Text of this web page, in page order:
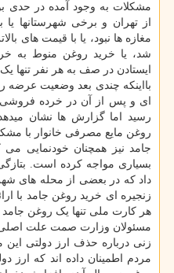
مشکلات به وجود آمده در حدی
از تهران و برخی شهرستانها
مغازه ها نبود، یا با قیمت های
شد، یا خرید روغن منوط به
ایستادن در صف به هر نفر تنها
بااینکه چندی بعد وضعیت عرضه
ای و پس از آن در خرده فروشی
رسید اما گزارش ها نشان
روغن مایع مصرفی خانوار با
جامد نیز همچنان خودنمایی
بسیاری مواجه کرده است.
داد که در بعضی از محله های
زنجیره ای خرید روغن جامد با
هر کارت ملی تنها یک روغن
مسئولان وزارت صمت علت اصلی
زنی درباره حذف ارز دولتی این
مردم اطمینان داده اند که